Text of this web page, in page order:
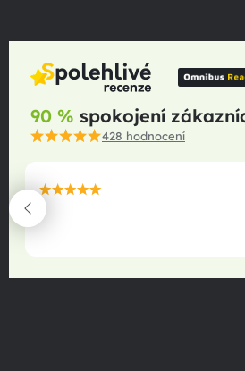
90 % spokojení
428 hodnocení
maximální spokojenost
22.06.2025